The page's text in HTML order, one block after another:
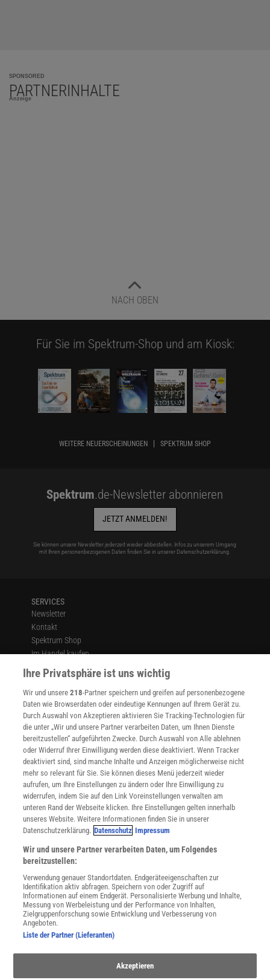
SPONSORED
PARTNERINHALTE
Anzeige
NACH OBEN
Für Sie im Spektrum-Shop und am Kiosk:
WEITERE NEUERSCHEINUNGEN SPEKTRUM SHOP
Spektrum.de-Newsletter abonnieren
JETZT ANMELDEN!
Sie können unsere Newsletter jederzeit wieder abbestellen. Infos zu unserem Umgang
mit Ihren personenbezogenen Daten finden Sie in unserer Datenschutzerklärung.
SERVICES
Newsletter
Kontakt
Spektrum Shop
Im Handel kaufen
Presse
Verträge kündigen
Widerruf
INFO
Mediadaten
Datenschutz
Nutzungsbedingungen
Cookie-Einstellungen
Utiq verwalten
Nutzungsbasierte Onlinewerbung
Alle Artikel
Impressum
Angebote für Schulen
Angebote für Institutionen
Sprachen lernen mit Gymglish
Lexika
Für Spektrum schreiben
Zugänglichkeitserklärung
WEBSEITEN
KielSCN
Wissenschaft in die Schulen
Ihre Privatsphäre ist uns wichtig
Wir und unsere218-Partner speichern und greifen auf personenbezogene
Daten wie Browserdaten oder eindeutige Kennungen auf Ihrem Gerät zu.
Durch Auswahl von Akzeptieren aktivieren Sie Tracking-Technologien für
die unter „Wir und unsere Partner verarbeiten Daten, um Ihnen Dienste
bereitzustellen“ aufgeführten Zwecke. Durch Auswahl von Alle ablehnen
oder Widerruf Ihrer Einwilligung werden diese deaktiviert. Wenn Tracker
deaktiviert sind, sind manche Inhalte und Anzeigen möglicherweise nicht
mehr so relevant für Sie. Sie können dieses Menü jederzeit wieder
aufrufen, um Ihre Einstellungen zu ändern oder Ihre Einwilligung zu
widerrufen, indem Sie auf den Link Voreinstellungen verwalten am
unteren Rand der Webseite klicken. Ihre Einstellungen gelten innerhalb
unseres Website. Weitere Informationen finden Sie in unserer
Datenschutzerklärung. Datenschutz Impressum
Wir und unsere Partner verarbeiten Daten, um Folgendes
bereitzustellen:
Verwendung genauer Standortdaten. Endgeräteeigenschaften zur
Identifikation aktiv abfragen. Speichern von oder Zugriff auf
Informationen auf einem Endgerät. Personalisierte Werbung und Inhalte,
Messung von Werbeleistung und der Performance von Inhalten,
Zielgruppenforschung sowie Entwicklung und Verbesserung von
Angeboten.
Liste der Partner (Lieferanten)
Akzeptieren